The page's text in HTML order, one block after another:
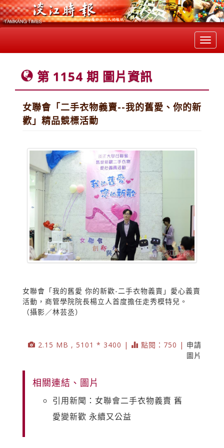
第 1154 期 圖片資訊
女聯會「二手衣物義賣--我的舊愛、你的新
歡」精品競標活動
女聯會「我的舊愛 你的新歡-二手衣物義賣」愛心義賣
活動，商管學院院長楊立人首度擔任走秀模特兒。
（攝影／林芸丞）
2.15 MB , 5101 * 3400 | 點閱：750 | 申請
圖片
相關連結、圖片
引用新聞：女聯會二手衣物義賣 舊
愛變新歡 永續又公益